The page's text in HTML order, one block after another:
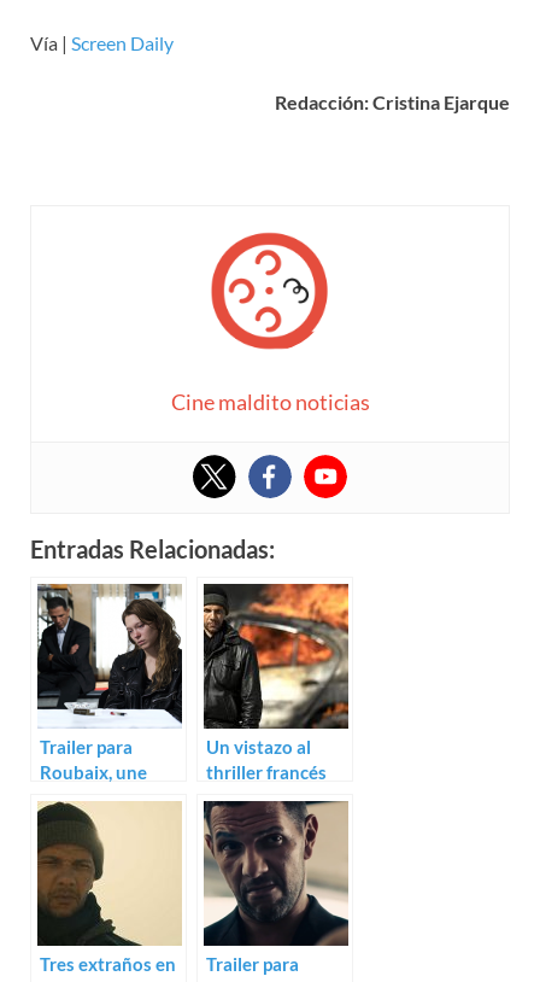
Vía | Screen Daily
Redacción: Cristina Ejarque
Cine maldito noticias
Entradas Relacionadas:
Trailer para
Roubaix, une
lumière de
Arnaud
Desplechin
Un vistazo al
thriller francés
Intersections
Tres extraños en
Trailer para